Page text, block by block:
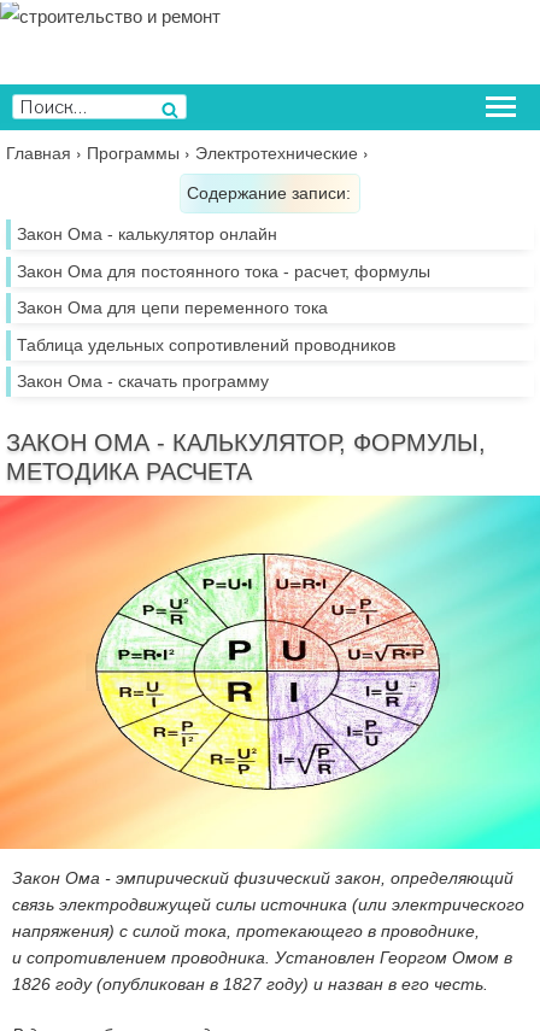
Перейти
содержимому
Искать:
Поиск
Главная › Программы › Электротехнические ›
Содержание записи:
Закон Ома - калькулятор онлайн
Закон Ома для постоянного тока - расчет, формулы
Закон Ома для цепи переменного тока
Таблица удельных сопротивлений проводников
Закон Ома - скачать программу
ЗАКОН ОМА - КАЛЬКУЛЯТОР, ФОРМУЛЫ,
МЕТОДИКА РАСЧЕТА
Закон Ома - эмпирический физический закон, определяющий
связь электродвижущей силы источника (или электрического
напряжения) с силой тока, протекающего в проводнике,
и сопротивлением проводника. Установлен Георгом Омом в
1826 году (опубликован в 1827 году) и назван в его честь.